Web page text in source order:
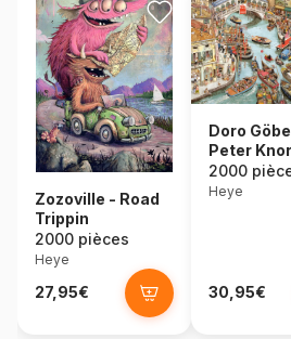
Zozoville - Road
Trippin
2000 pièces
Heye
27,95€
Doro
Peter
Sole Mio!
2000
Heye
30,95€